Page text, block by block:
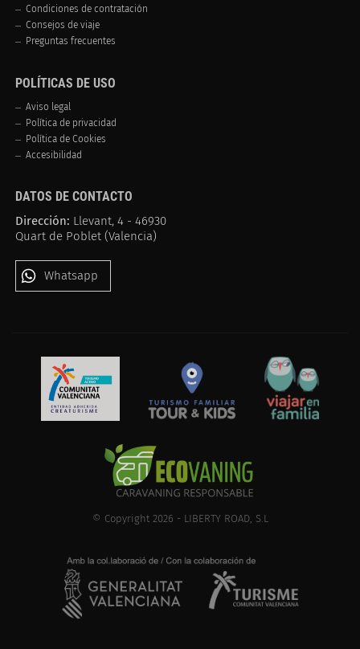
Condiciones de contratación
Consejos de viaje
Preguntas frecuentes
POLÍTICAS DE USO
Aviso legal
Política de privacidad
Política de Cookies
Accesibilidad
DATOS DE CONTACTO
Dirección: Llevant, 4 - 46930
Quart de Poblet (Valencia)
Whatsapp
© Copyright 2026 - LIBERTY ROAD, S.L